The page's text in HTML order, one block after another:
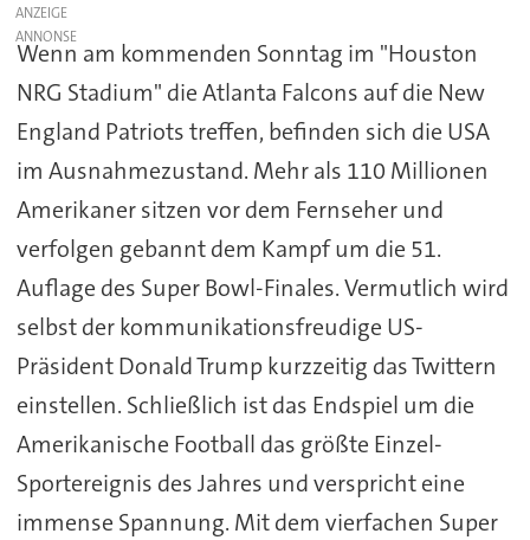
ANZEIGE
Wenn am kommenden Sonntag im "Houston
NRG Stadium" die Atlanta Falcons auf die New
England Patriots treffen, befinden sich die USA
im Ausnahmezustand. Mehr als 110 Millionen
Amerikaner sitzen vor dem Fernseher und
verfolgen gebannt dem Kampf um die 51.
Auflage des Super Bowl-Finales. Vermutlich wird
selbst der kommunikationsfreudige US-
Präsident Donald Trump kurzzeitig das Twittern
einstellen. Schließlich ist das Endspiel um die
Amerikanische Football das größte Einzel-
Sportereignis des Jahres und verspricht eine
immense Spannung. Mit dem vierfachen Super